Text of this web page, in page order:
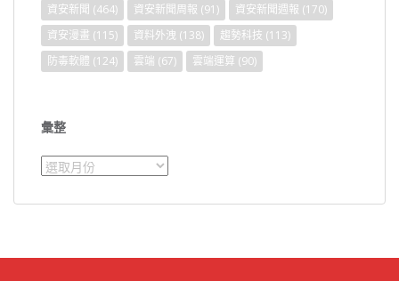
資安新聞 (464) 資安新聞周報 (91) 資安新聞週報 (170)
資安漫畫 (115) 資料外洩 (138) 趨勢科技 (113)
防毒軟體 (124) 雲端 (67) 雲端運算 (90)
彙整
彙